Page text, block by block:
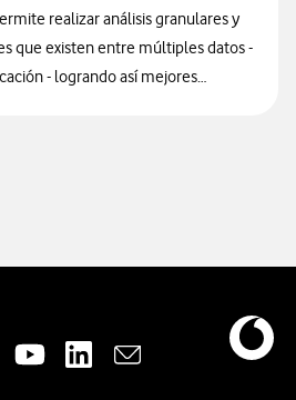
realizar análisis granulares y
que existen entre múltiples datos -
- logrando así mejores